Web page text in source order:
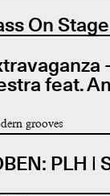
On Stage
feat.
grooves
PLH |